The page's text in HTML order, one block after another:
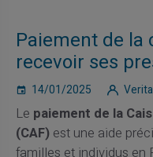
Paiement de
recevoir ses
14/01/2025
Le paiement de la
(CAF)est une aide
familles et individus en